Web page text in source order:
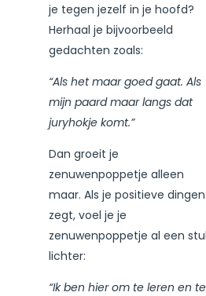
je tegen jezelf in je hoofd?
Herhaal je bijvoorbeeld
gedachten zoals:
“Als het maar goed gaat. Als
mijn paard maar langs dat
juryhokje komt.”
Dan groeit je
zenuwenpoppetje alleen
maar. Als je positieve dingen
zegt, voel je je
zenuwenpoppetje al een
lichter:
“Ik ben hier om te leren en te